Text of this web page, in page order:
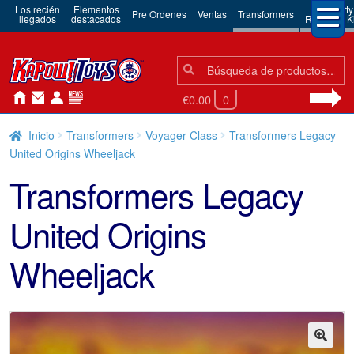
Los recién
llegados
Elementos
destacados Pre Ordenes Ventas Transformers 3rd Party
Robots &
Búsqueda:
Búsqueda
€0.00 0
Inicio Transformers Voyager Class
Transformers Legacy
United Origins Wheeljack
Transformers Legacy
United Origins
Wheeljack